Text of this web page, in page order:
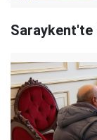
Saraykent'te